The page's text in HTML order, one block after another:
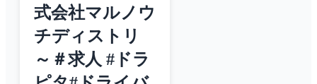
式会社マルノウ
チディストリ
～＃求人 #ドラ